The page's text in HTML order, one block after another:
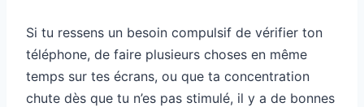
Si tu ressens un besoin compulsif de vérifier ton
téléphone, de faire plusieurs choses en même
temps sur tes écrans, ou que ta concentration
chute dès que tu n’es pas stimulé, il y a de bonnes